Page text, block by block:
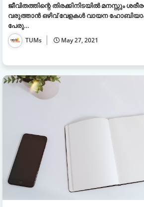
ജീവിതത്തിന്റെ തിരക്കിനിടയില്‍ മനസ്സും
വരുത്താന്‍ ഒഴിവ് വേളകള്‍ വായന
പേരു…
TUMs May 27, 2021